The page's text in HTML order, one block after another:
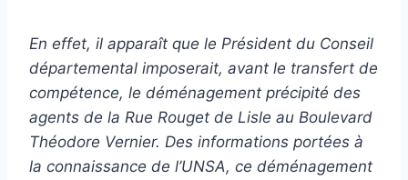
En effet, il apparaît que le Président du Conseil
départemental imposerait, avant le transfert de
compétence, le déménagement précipité des
agents de la Rue Rouget de Lisle au Boulevard
Théodore Vernier. Des informations portées à
la connaissance de l’UNSA, ce déménagement